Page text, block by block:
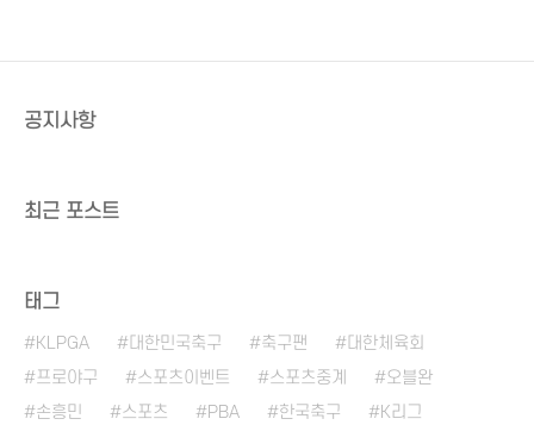
공지사항
최근 포스트
태그
KLPGA 대한민국축구 축구팬
대한체육회
프로야구
스포츠이벤트 스포츠중계
오블완
손흥민
스포츠 PBA 한국축구
K리그